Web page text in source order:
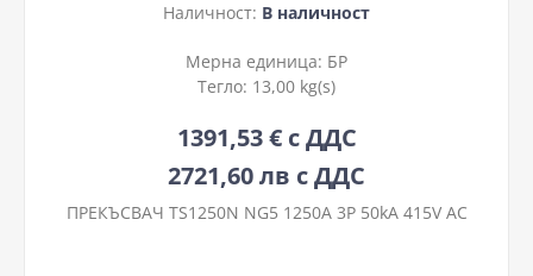
Наличност: В наличност
Мерна единица: БР
Тегло: 13,00 kg(s)
1391,53 € с ДДС
2721,60 лв с ДДС
ПРЕКЪСВАЧ TS1250N NG5 1250A 3P 50kA 415V AC